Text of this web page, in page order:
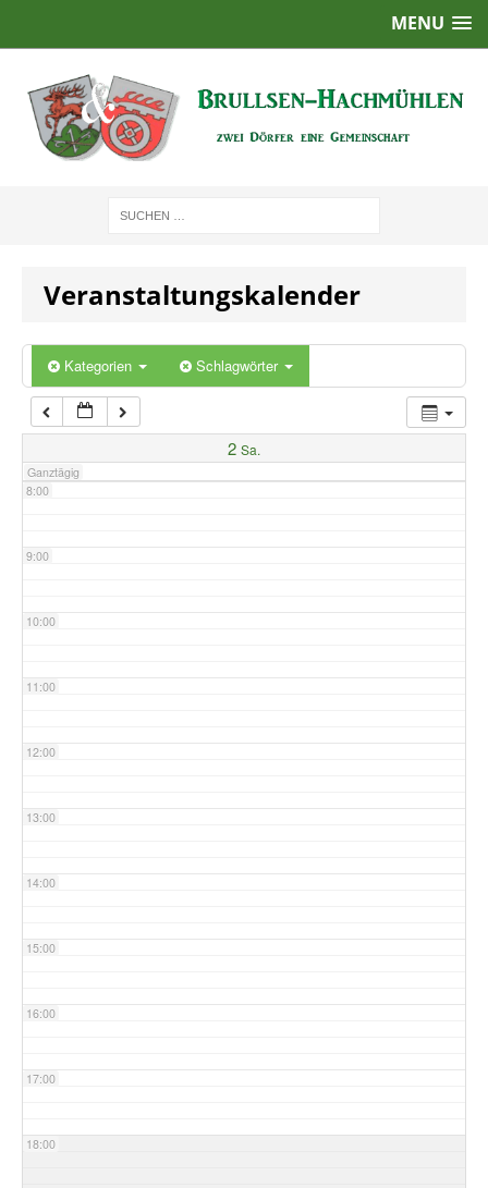
MENU
Veranstaltungskalender
Kategorien Schlagwörter
2 Sa.
Ganztägig
2:00
5:00
7:00
8:00
9:00
10:00
11:00
12:00
13:00
14:00
15:00
16:00
17:00
18:00